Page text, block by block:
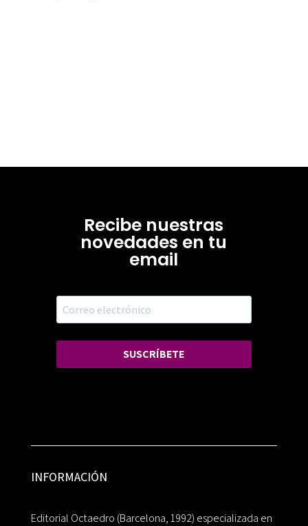
Recibe nuestras
novedades en tu
email
SUSCRÍBETE
INFORMACIÓN
Editorial Octaedro (Barcelona, 1992) especializada en